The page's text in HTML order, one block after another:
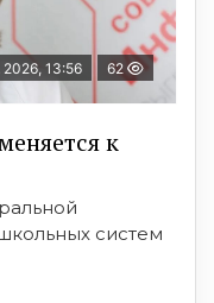
13:56 62
к
систем